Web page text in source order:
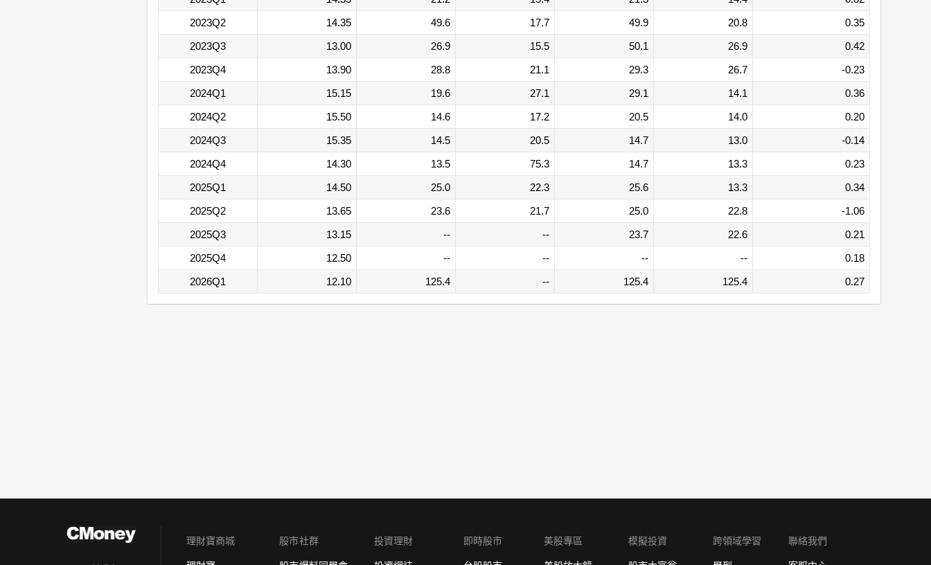
2023Q2
14.35 49.6 17.7 49.9 20.8
0.35
2023Q3
13.00 26.9 15.5 50.1 26.9
0.42
2023Q4
13.90 28.8 21.1 29.3 26.7
-0.23
2024Q1
15.15 19.6 27.1 29.1 14.1
0.36
2024Q2
15.50 14.6 17.2 20.5 14.0
0.20
2024Q3
15.35 14.5 20.5 14.7 13.0
-0.14
2024Q4
14.30 13.5 75.3 14.7 13.3
0.23
2025Q1
14.50 25.0 22.3 25.6 13.3
0.34
2025Q2
13.65 23.6 21.7 25.0 22.8
-1.06
2025Q3
13.15 -- -- 23.7 22.6
0.21
2025Q4
12.50 -- -- -- --
0.18
2026Q1
12.10 125.4 -- 125.4 125.4 0.27
理財寶商城 股市社群 投資理財 即時股市 美股專區 模擬投資 跨領域學習 聯絡我們